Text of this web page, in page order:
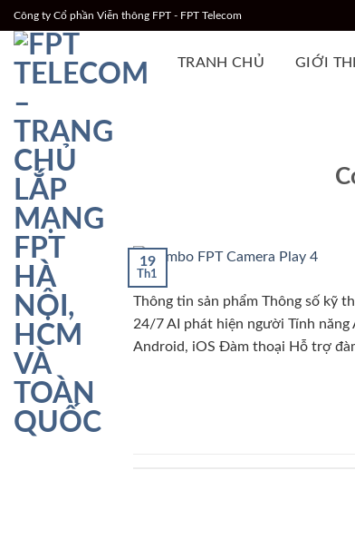
Chuyển
đến
Công ty Cổ phần Viễn thông FPT - FPT Telecom
TRANH CHỦ GIỚI
19
Th1
Thông tin sản phẩm Thông số kỹ
24/7 AI phát hiện người Tính
Android, iOS Đàm thoại Hỗ trợ